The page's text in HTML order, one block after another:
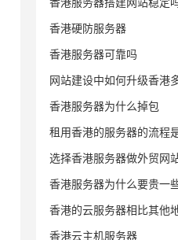
香港硬防服务器
香港服务器可靠吗
网站建设中如何升级香港
香港服务器为什么掉包
租用香港的服务器的流程
选择香港服务器做外贸网
香港服务器为什么要贵一
香港的云服务器相比其他
香港云主机服务器